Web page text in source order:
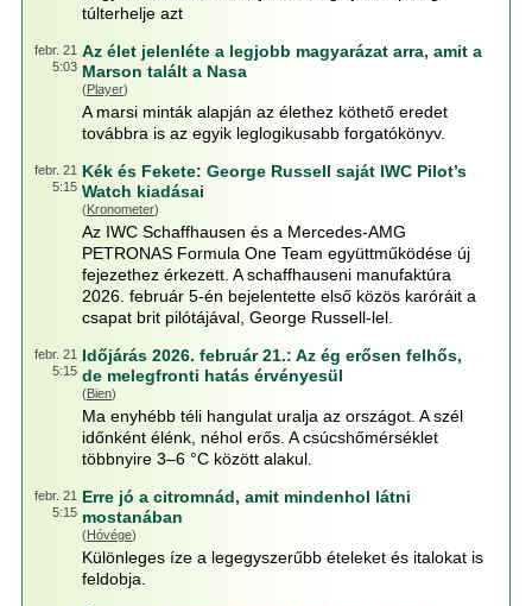
túlterhelje azt
febr. 21
5:03
Az élet jelenléte a legjobb magyarázat arra, amit a
Marson talált a Nasa
(Player)
A marsi minták alapján az élethez köthető eredet
továbbra is az egyik leglogikusabb forgatókönyv.
febr. 21
5:15
Kék és Fekete: George Russell saját IWC Pilot’s
Watch kiadásai
(Kronometer)
Az IWC Schaffhausen és a Mercedes-AMG
PETRONAS Formula One Team együttműködése új
fejezethez érkezett. A schaffhauseni manufaktúra
2026. február 5-én bejelentette első közös karóráit a
csapat brit pilótájával, George Russell-lel.
febr. 21
5:15
Időjárás 2026. február 21.: Az ég erősen felhős,
de melegfronti hatás érvényesül
(Bien)
Ma enyhébb téli hangulat uralja az országot. A szél
időnként élénk, néhol erős. A csúcshőmérséklet
többnyire 3–6 °C között alakul.
febr. 21
5:15
Erre jó a citromnád, amit mindenhol látni
mostanában
(Hóvége)
Különleges íze a legegyszerűbb ételeket és italokat is
feldobja.